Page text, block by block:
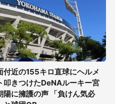
付近の155キロ直球にヘルメ
叩きつけたDeNAルーキー宮
陽に擁護の声 「負けん気必